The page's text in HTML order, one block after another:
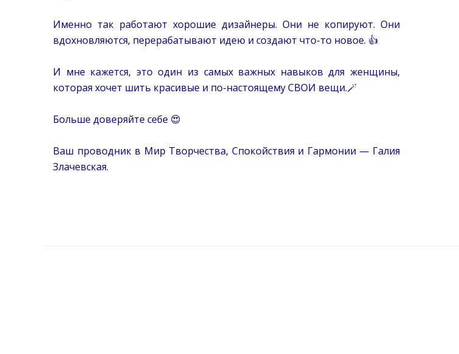
Именно так работают хорошие дизайнеры. Они не копируют. Они
вдохновляются, перерабатывают идею и создают что-то новое. 👍
И мне кажется, это один из самых важных навыков для женщины,
которая хочет шить красивые и по-настоящему СВОИ вещи.🪄
Больше доверяйте себе 😍
Ваш проводник в Мир Творчества, Спокойствия и Гармонии — Галия
Злачевская.